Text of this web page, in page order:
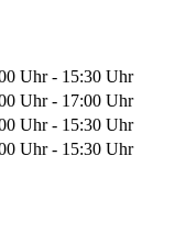
Uhr - 15:30 Uhr
Uhr - 17:00 Uhr
Uhr - 15:30 Uhr
Uhr - 15:30 Uhr